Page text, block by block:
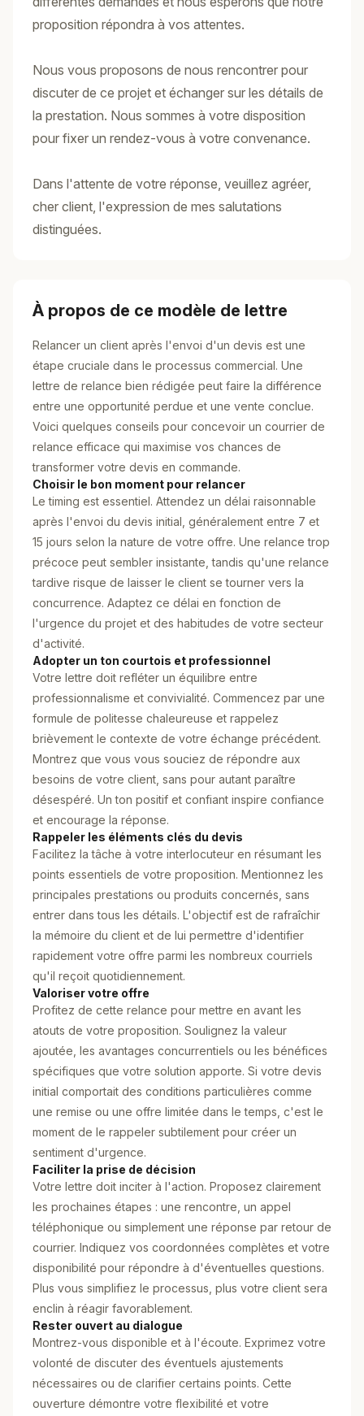
proposition répondra à vos attentes.
Nous vous proposons de nous rencontrer pour
discuter de ce projet et échanger sur les détails de
la prestation. Nous sommes à votre disposition
pour fixer un rendez-vous à votre convenance.
Dans l'attente de votre réponse, veuillez agréer,
cher client, l'expression de mes salutations
distinguées.
À propos de ce modèle de lettre
Relancer un client après l'envoi d'un devis est une
étape cruciale dans le processus commercial. Une
lettre de relance bien rédigée peut faire la différence
entre une opportunité perdue et une vente conclue.
Voici quelques conseils pour concevoir un courrier de
relance efficace qui maximise vos chances de
transformer votre devis en commande.
Choisir le bon moment pour relancer
Le timing est essentiel. Attendez un délai raisonnable
après l'envoi du devis initial, généralement entre 7 et
15 jours selon la nature de votre offre. Une relance trop
précoce peut sembler insistante, tandis qu'une relance
tardive risque de laisser le client se tourner vers la
concurrence. Adaptez ce délai en fonction de
l'urgence du projet et des habitudes de votre secteur
d'activité.
Adopter un ton courtois et professionnel
Votre lettre doit refléter un équilibre entre
professionnalisme et convivialité. Commencez par une
formule de politesse chaleureuse et rappelez
brièvement le contexte de votre échange précédent.
Montrez que vous vous souciez de répondre aux
besoins de votre client, sans pour autant paraître
désespéré. Un ton positif et confiant inspire confiance
et encourage la réponse.
Rappeler les éléments clés du devis
Facilitez la tâche à votre interlocuteur en résumant les
points essentiels de votre proposition. Mentionnez les
principales prestations ou produits concernés, sans
entrer dans tous les détails. L'objectif est de rafraîchir
la mémoire du client et de lui permettre d'identifier
rapidement votre offre parmi les nombreux courriels
qu'il reçoit quotidiennement.
Valoriser votre offre
Profitez de cette relance pour mettre en avant les
atouts de votre proposition. Soulignez la valeur
ajoutée, les avantages concurrentiels ou les bénéfices
spécifiques que votre solution apporte. Si votre devis
initial comportait des conditions particulières comme
une remise ou une offre limitée dans le temps, c'est le
moment de le rappeler subtilement pour créer un
sentiment d'urgence.
Faciliter la prise de décision
Votre lettre doit inciter à l'action. Proposez clairement
les prochaines étapes : une rencontre, un appel
téléphonique ou simplement une réponse par retour de
courrier. Indiquez vos coordonnées complètes et votre
disponibilité pour répondre à d'éventuelles questions.
Plus vous simplifiez le processus, plus votre client sera
enclin à réagir favorablement.
Rester ouvert au dialogue
Montrez-vous disponible et à l'écoute. Exprimez votre
volonté de discuter des éventuels ajustements
nécessaires ou de clarifier certains points. Cette
ouverture démontre votre flexibilité et votre